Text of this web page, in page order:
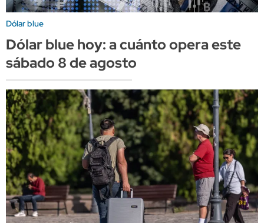
Dólar blue
Dólar blue hoy: a cuánto opera este
sábado 8 de agosto